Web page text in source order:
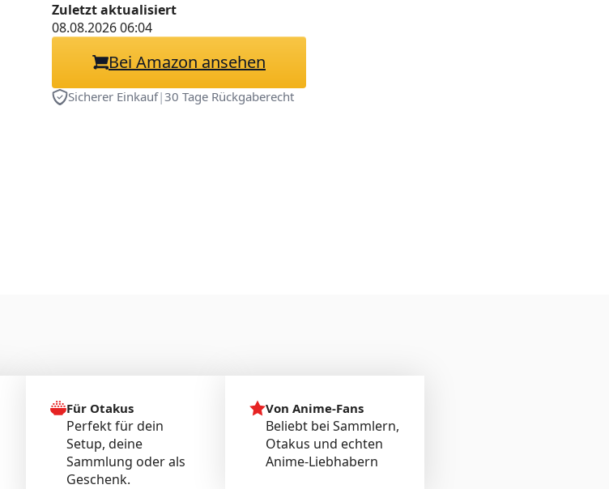
Zuletzt aktualisiert
08.08.2026 06:04
Bei Amazon ansehen
Sicherer Einkauf|30 Tage Rückgaberecht
Für Otakus
Perfekt für dein
Setup, deine
Sammlung oder als
Geschenk.
Von Anime-Fans
Beliebt bei Sammlern,
Otakus und echten
Anime-Liebhabern